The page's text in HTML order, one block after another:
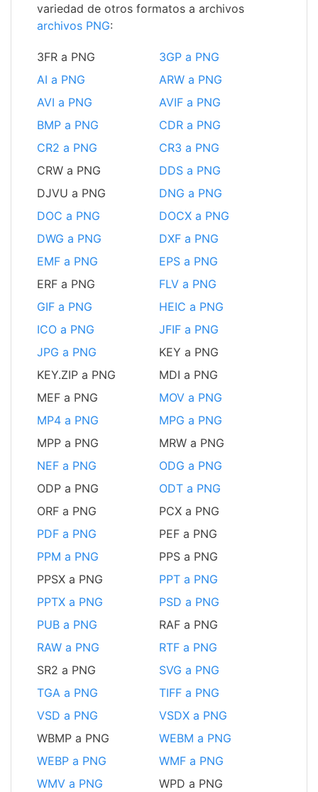
variedad de otros formatos a archivos
archivos PNG:
3FR a PNG
3GP a PNG
AI a PNG
ARW a PNG
AVI a PNG
AVIF a PNG
BMP a PNG
CDR a PNG
CR2 a PNG
CR3 a PNG
CRW a PNG
DDS a PNG
DJVU a PNG
DNG a PNG
DOC a PNG
DOCX a PNG
DWG a PNG
DXF a PNG
EMF a PNG
EPS a PNG
ERF a PNG
FLV a PNG
GIF a PNG
HEIC a PNG
ICO a PNG
JFIF a PNG
JPG a PNG
KEY a PNG
KEY.ZIP a PNG
MDI a PNG
MEF a PNG
MOV a PNG
MP4 a PNG
MPG a PNG
MPP a PNG
MRW a PNG
NEF a PNG
ODG a PNG
ODP a PNG
ODT a PNG
ORF a PNG
PCX a PNG
PDF a PNG
PEF a PNG
PPM a PNG
PPS a PNG
PPSX a PNG
PPT a PNG
PPTX a PNG
PSD a PNG
PUB a PNG
RAF a PNG
RAW a PNG
RTF a PNG
SR2 a PNG
SVG a PNG
TGA a PNG
TIFF a PNG
VSD a PNG
VSDX a PNG
WBMP a PNG
WEBM a PNG
WEBP a PNG
WMF a PNG
WMV a PNG
WPD a PNG